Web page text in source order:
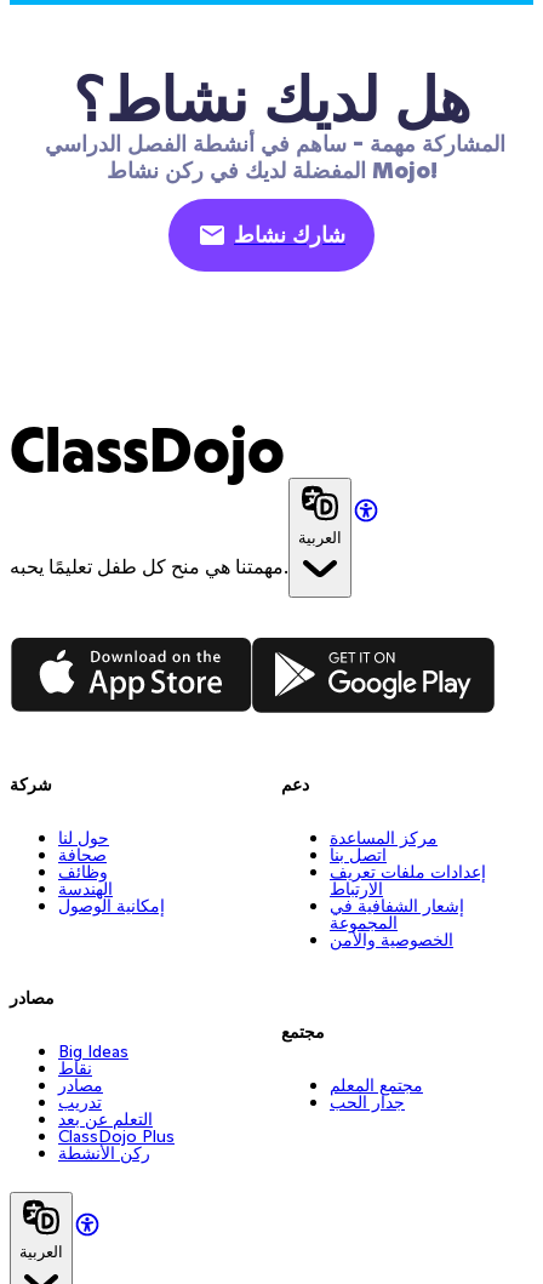
هل لديك نشاط؟
المفضلة لديك في ركن نشاط Mojo!
شارك نشاط
ClassDojo
مهمتنا هي منح كل طفل تعليمًا يحبه.
العربية
App Store Google Play
شركة
حول لنا
صحافة
وظائف
الهندسة
إمكانية الوصول
مصادر
Big Ideas
نقاط
مصادر
تدريب
التعلم عن بعد
ClassDojo Plus
ركن الأنشطة
دعم
مركز المساعدة
اتصل بنا
إعدادات ملفات تعريف
الارتباط
إشعار الشفافية في
المجموعة
الخصوصية والأمن
مجتمع
مجتمع المعلم
جدار الحب
العربية